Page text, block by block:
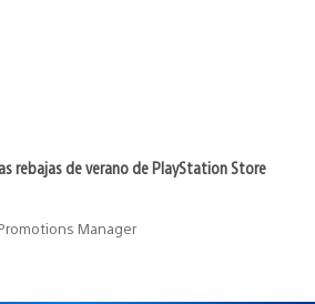
rebajas de verano de PlayStation Store
Manager